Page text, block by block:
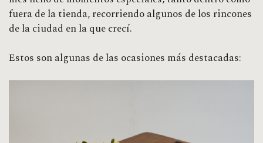
fuera de la tienda, recorriendo algunos de los rincones
de la ciudad en la que crecí.
Estos son algunas de las ocasiones más destacadas: